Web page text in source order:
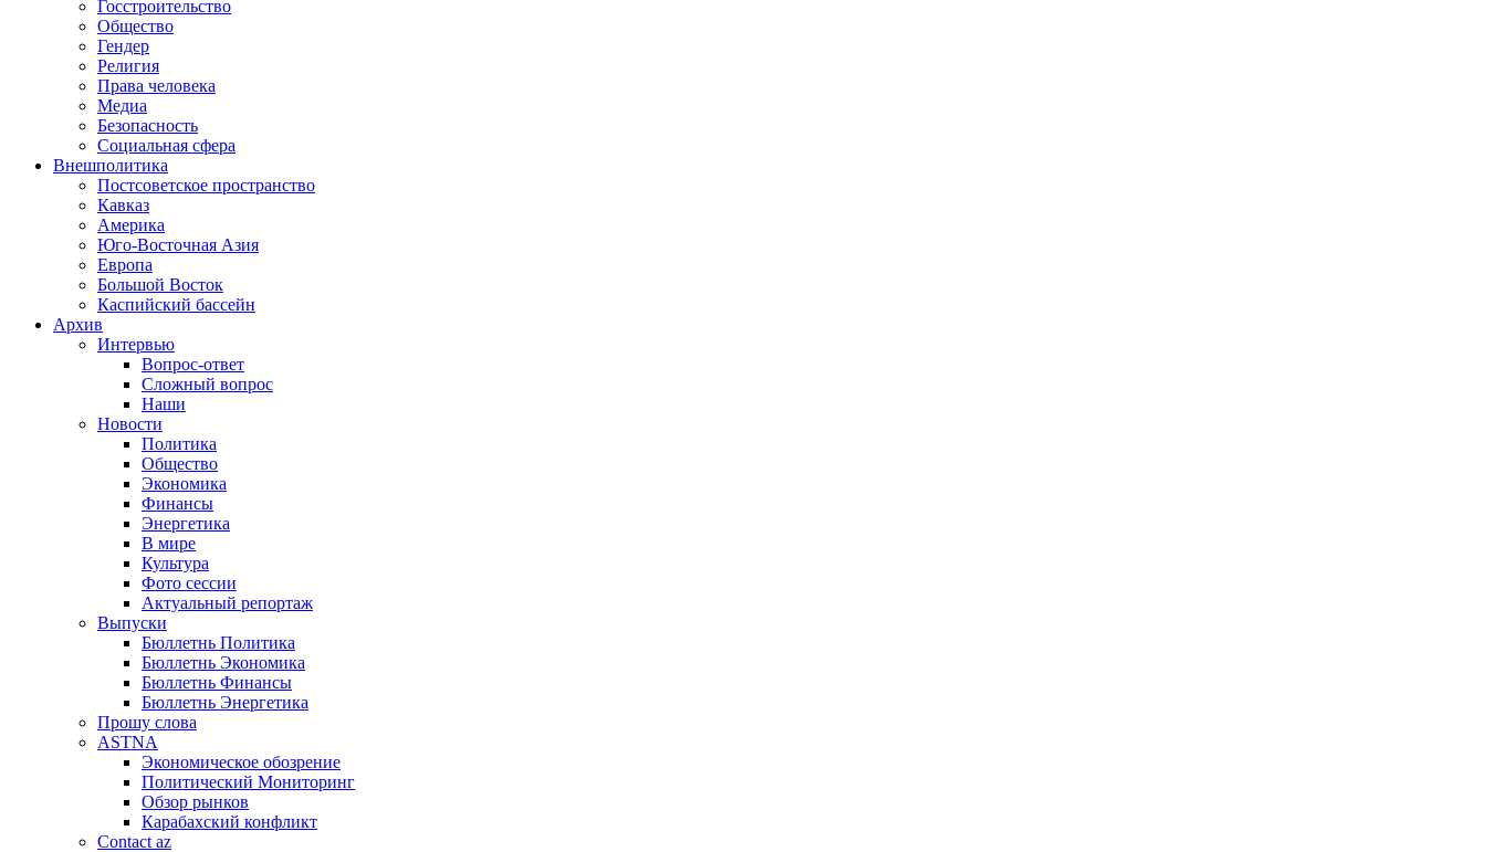
Госстроительство
Общество
Гендер
Религия
Права человека
Медиа
Безопасность
Социальная сфера
Внешполитика
Постсоветское пространство
Кавказ
Америка
Юго-Восточная Азия
Европа
Большой Восток
Каспийский бассейн
Архив
Интервью
Вопрос-ответ
Сложный вопрос
Наши
Новости
Политика
Общество
Экономика
Финансы
Энергетика
В мире
Культура
Фото сессии
Актуальный репортаж
Выпуски
Бюллетнь Политика
Бюллетнь Экономика
Бюллетнь Финансы
Бюллетнь Энергетика
Прошу слова
ASTNA
Экономическое обозрение
Политический Мониторинг
Обзор рынков
Карабахский конфликт
Contact az